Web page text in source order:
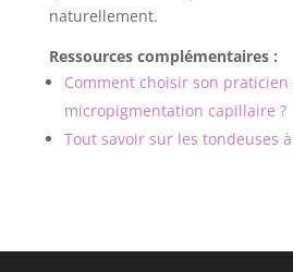
naturellement.
Ressources complémentaires :
Comment choisir son praticien
micropigmentation capillaire ?
Tout savoir sur les tondeuses